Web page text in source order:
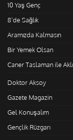
10 Yaş Genç
8'de Sağlık
Aramızda Kalmasın
Bir Yemek Olsan
Caner Taslaman ile
Doktor Aksoy
Gazete Magazin
Gel Konuşalım
Gençlik Rüzgarı